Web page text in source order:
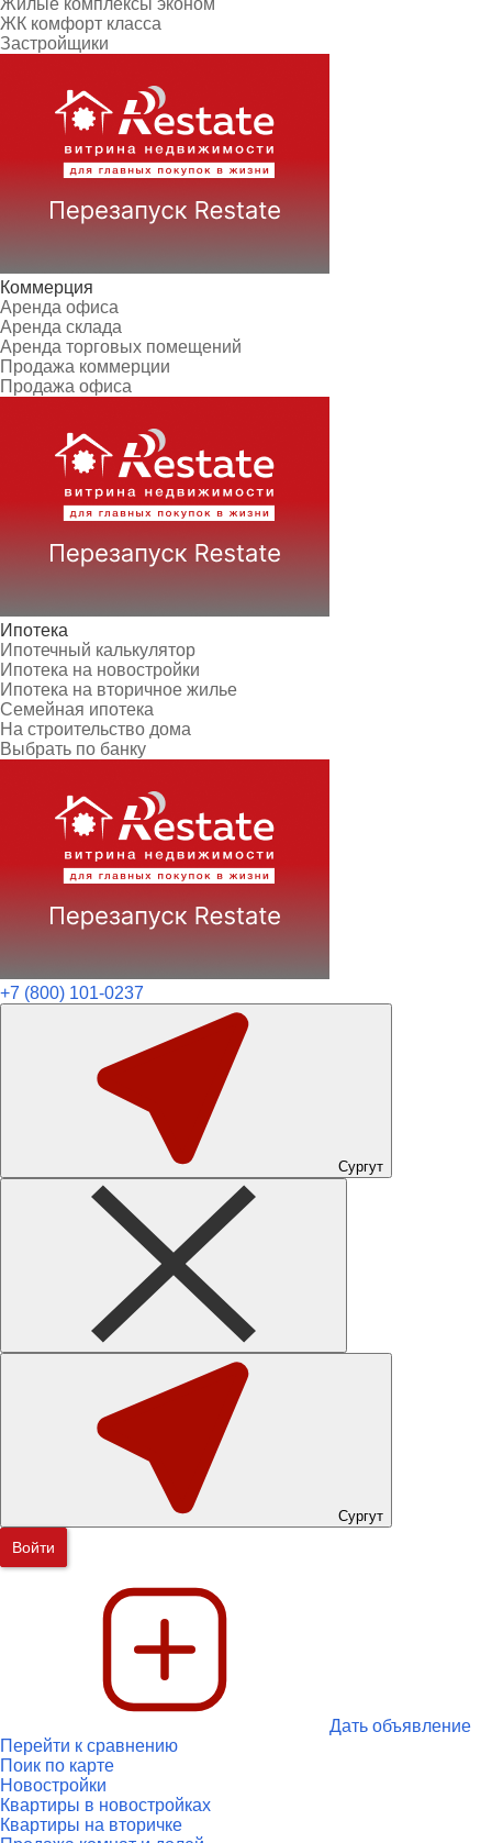
Жилые комплексы эконом
ЖК комфорт класса
Застройщики
Коммерция
Аренда офиса
Аренда склада
Аренда торговых помещений
Продажа коммерции
Продажа офиса
Ипотека
Ипотечный калькулятор
Ипотека на новостройки
Ипотека на вторичное жилье
Семейная ипотека
На строительство дома
Выбрать по банку
+7 (800) 101-0237
Сургут
Сургут
Войти
Дать объявление
Перейти к сравнению
Поик по карте
Новостройки
Квартиры в новостройках
Квартиры на вторичке